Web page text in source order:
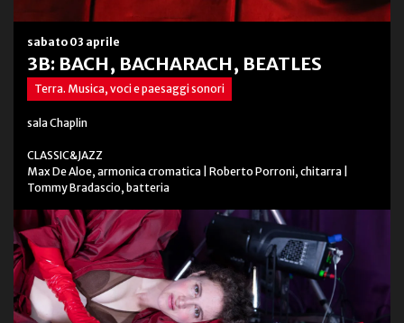
sabato 03 aprile
3B: BACH, BACHARACH, BEATLES
Terra. Musica, voci e paesaggi sonori
sala Chaplin
CLASSIC&JAZZ
Max De Aloe, armonica cromatica | Roberto Porroni, chitarra |
Tommy Bradascio, batteria